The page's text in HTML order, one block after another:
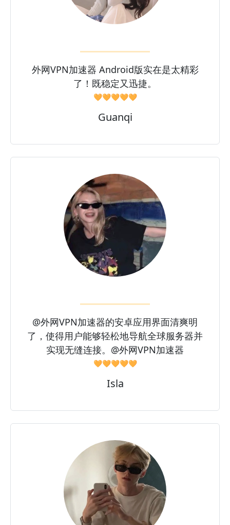
外网VPN加速器 Android版实在是太精彩
了！既稳定又迅捷。
🧡🧡🧡🧡🧡
Guanqi
@外网VPN加速器的安卓应用界面清爽明
了，使得用户能够轻松地导航全球服务器并
实现无缝连接。@外网VPN加速器
🧡🧡🧡🧡🧡
Isla